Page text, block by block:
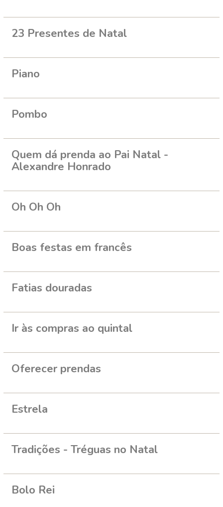
23 Presentes de Natal
Piano
Pombo
Quem dá prenda ao Pai Natal -
Alexandre Honrado
Oh Oh Oh
Boas festas em francês
Fatias douradas
Ir às compras ao quintal
Oferecer prendas
Estrela
Tradições - Tréguas no Natal
Bolo Rei